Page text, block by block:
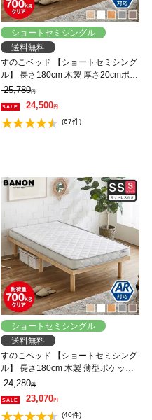
ショートセミシングル
送料無料
すのこベッド 【ショートセミシング
ル】 長さ180cm 木製 厚さ20cmポケ
ットコイルマットレスセット 耐荷重
350kg 組立簡単 高さ4段階 低ホルム
アルデヒド バノン【AR】
25,780円
24,500円
(67件)
ショートセミシングル
送料無料
すのこベッド 【ショートセミシング
ル】 長さ180cm 木製 薄型ポケット
コイルマットレスセット 耐荷重
350kg 組立簡単 高さ4段階 低ホルム
アルデヒド バノン【AR】
24,280円
23,070円
(40件)